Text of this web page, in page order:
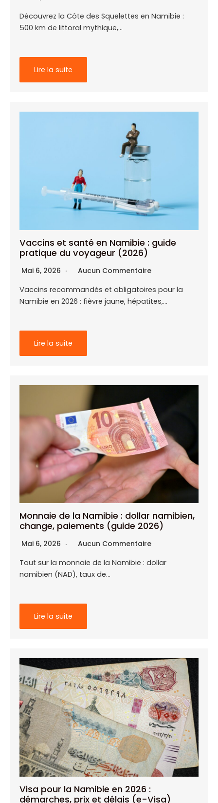
Découvrez la Côte des Squelettes en Namibie :
500 km de littoral mythique,…
Lire la suite
Vaccins et santé en Namibie : guide
pratique du voyageur (2026)
Mai 6, 2026
Aucun Commentaire
Vaccins recommandés et obligatoires pour la
Namibie en 2026 : fièvre jaune, hépatites,…
Lire la suite
Monnaie de la Namibie : dollar namibien,
change, paiements (guide 2026)
Mai 6, 2026
Aucun Commentaire
Tout sur la monnaie de la Namibie : dollar
namibien (NAD), taux de…
Lire la suite
Visa pour la Namibie en 2026 :
démarches, prix et délais (e-Visa)